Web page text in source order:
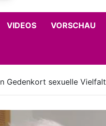
VIDEOS VORSCHAU
Gedenkort sexuelle Vielfalt